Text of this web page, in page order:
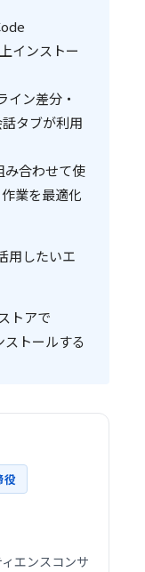
インストー
イン差分・
タブが利用
合わせて使
業を最適化
用したいエ
トアで
ストールする
役
エンスコンサ